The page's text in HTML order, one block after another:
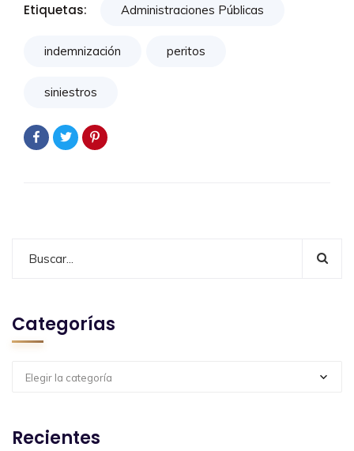
Etiquetas: Administraciones Públicas
indemnización peritos
siniestros
Categorías
Elegir la categoría
Recientes